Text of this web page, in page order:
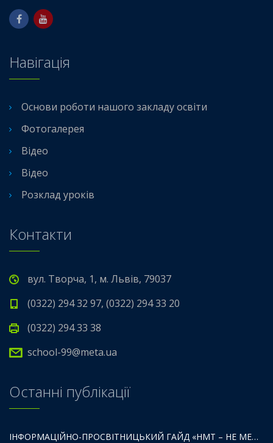
Навігація
Основи роботи нашого закладу освіти
Фотогалерея
Відео
Відео
Розклад уроків
Контакти
вул. Творча, 1, м. Львів, 79037
(0322) 294 32 97, (0322) 294 33 20
(0322) 294 33 38
school-99@meta.ua
Останні публікації
ІНФОРМАЦІЙНО-ПРОСВІТНИЦЬКИЙ ГАЙД «НМТ – НЕ МЕЖА ТВОЇХ МОЖЛИВОСТЕЙ».